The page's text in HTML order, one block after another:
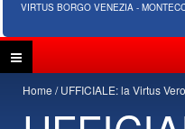
VIRTUS BORGO VENEZIA -
Home UFFICIALE: la Virtus